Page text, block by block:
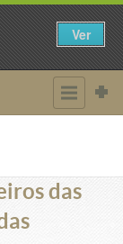
Ver
das